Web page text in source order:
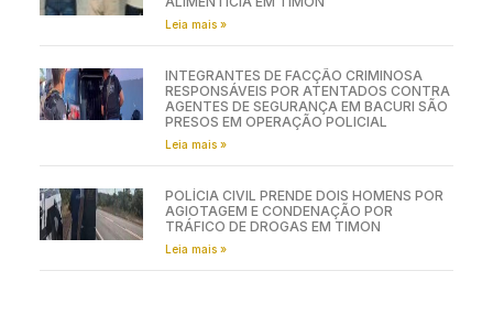
Leia mais »
INTEGRANTES DE FACÇÃO CRIMINOSA
RESPONSÁVEIS POR ATENTADOS CONTRA
AGENTES DE SEGURANÇA EM BACURI SÃO
PRESOS EM OPERAÇÃO POLICIAL
Leia mais »
POLÍCIA CIVIL PRENDE DOIS HOMENS POR
AGIOTAGEM E CONDENAÇÃO POR
TRÁFICO DE DROGAS EM TIMON
Leia mais »